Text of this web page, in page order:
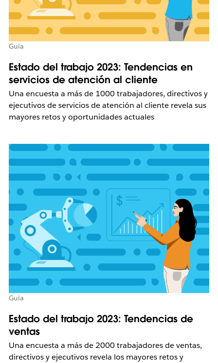
Guía
Estado del trabajo 2023: Tendencias en
servicios de atención al cliente
Una encuesta a más de 1000 trabajadores, directivos y
ejecutivos de servicios de atención al cliente revela sus
mayores retos y oportunidades actuales
Guía
Estado del trabajo 2023: Tendencias de
ventas
Una encuesta a más de 2000 trabajadores de ventas,
directivos y ejecutivos revela los mayores retos y